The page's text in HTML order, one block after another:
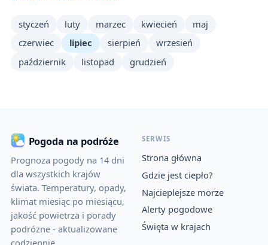
styczeń luty marzec kwiecień
maj
czerwiec
lipiec sierpień
wrzesień
październik
listopad grudzień
Pogoda na podróże
Prognoza pogody na 14 dni
dla wszystkich krajów
świata. Temperatury, opady,
klimat miesiąc po miesiącu,
jakość powietrza i porady
podróżne - aktualizowane
codziennie.
SERWIS
Strona główna
Gdzie jest ciepło?
Najcieplejsze morze
Alerty pogodowe
Święta w krajach